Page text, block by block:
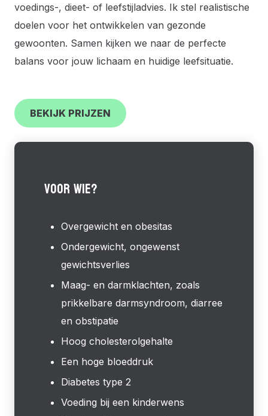
voedings-, dieet- of leefstijladvies. Ik stel realistische
doelen voor het ontwikkelen van gezonde
gewoonten. Samen kijken we naar de perfecte
balans voor jouw lichaam en huidige leefsituatie.
BEKIJK PRIJZEN
VOOR WIE?
Overgewicht en obesitas
Ondergewicht, ongewenst
gewichtsverlies
Maag- en darmklachten, zoals
prikkelbare darmsyndroom, diarree
en obstipatie
Hoog cholesterolgehalte
Een hoge bloeddruk
Diabetes type 2
Voeding bij een kinderwens